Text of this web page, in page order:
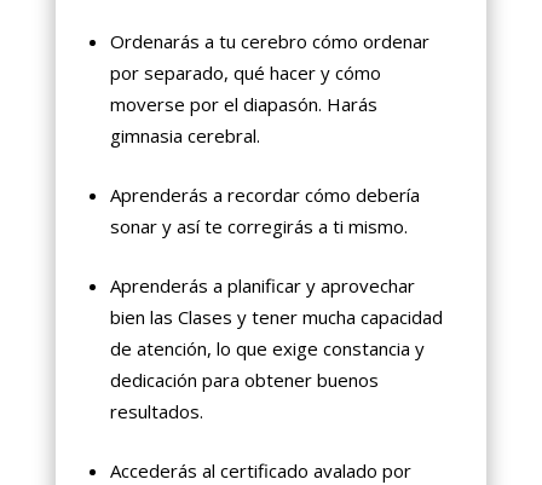
Ordenarás a tu cerebro cómo ordenar
por separado, qué hacer y cómo
moverse por el diapasón. Harás
gimnasia cerebral.
Aprenderás a recordar cómo debería
sonar y así te corregirás a ti mismo.
Aprenderás a planificar y aprovechar
bien las Clases y tener mucha capacidad
de atención, lo que exige constancia y
dedicación para obtener buenos
resultados.
Accederás al certificado avalado por